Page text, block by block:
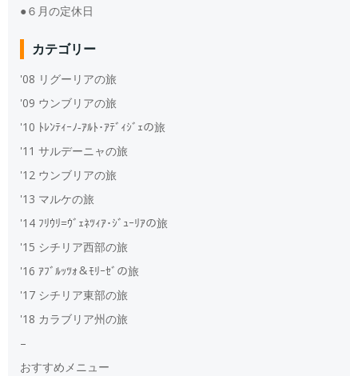
●６月の定休日
カテゴリー
'08 リグーリアの旅
'09 ウンブリアの旅
'10 ﾄﾚﾝﾃｨｰﾉ‐ｱﾙﾄ･ｱﾃﾞｨｼﾞｪの旅
'11 サルデーニャの旅
'12 ウンブリアの旅
'13 マルケの旅
'14 ﾌﾘｳﾘ=ｳﾞｪﾈﾂｨｱ･ｼﾞｭｰﾘｱの旅
'15 シチリア西部の旅
'16 ｱﾌﾞﾙｯﾂｫ＆ﾓﾘｰｾﾞの旅
'17 シチリア東部の旅
'18 カラブリア州の旅
–
おすすめメニュー